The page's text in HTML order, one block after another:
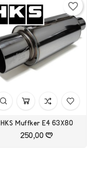
HKS Muffker E4 63X80
250,00 ლ
favorite_border